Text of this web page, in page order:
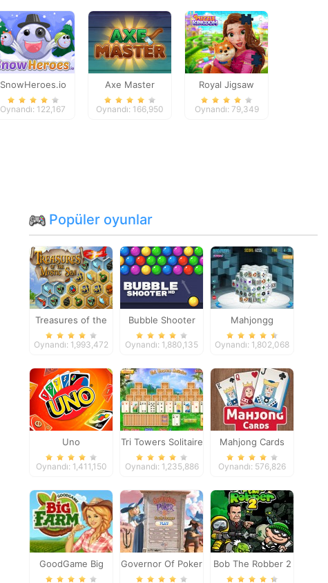
SnowHeroes.io
Oynandı: 122,167
Axe Master
Oynandı: 166,950
Royal Jigsaw
Oynandı: 79,349
Popüler oyunlar
Treasures of the
Mystic Sea
Oynandı: 1,993,472
Bubble Shooter
Oynandı: 1,880,135
Mahjongg
Dimensions
Oynandı: 1,802,068
Uno
Oynandı: 1,411,150
Tri Towers Solitaire
Oynandı: 1,235,886
Mahjong Cards
Oynandı: 576,826
GoodGame Big
Farm
Governor Of Poker
2
Bob The Robber 2